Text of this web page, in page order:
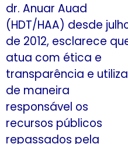
dr. Anuar Auad
(HDT/HAA) desde
de 2012, esclarece
atua com ética e
transparência e utiliza
de maneira
responsável os
recursos públicos
repassados pela